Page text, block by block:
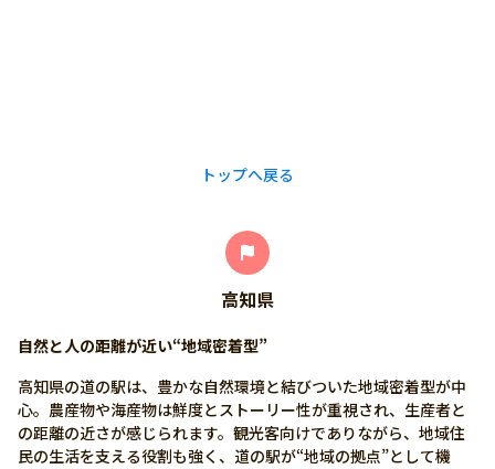
トップへ戻る
高知県
自然と人の距離が近い“地域密着型”
高知県の道の駅は、豊かな自然環境と結びついた地域密着型が中
心。農産物や海産物は鮮度とストーリー性が重視され、生産者と
の距離の近さが感じられます。観光客向けでありながら、地域住
民の生活を支える役割も強く、道の駅が“地域の拠点”として機